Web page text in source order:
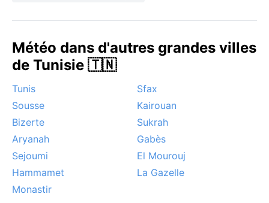
Météo dans d'autres grandes villes
de Tunisie 🇹🇳
Tunis
Sfax
Sousse
Kairouan
Bizerte
Sukrah
Aryanah
Gabès
Sejoumi
El Mourouj
Hammamet
La Gazelle
Monastir